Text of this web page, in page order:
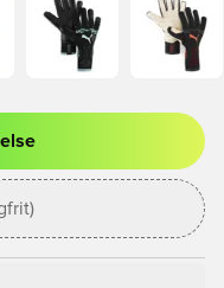
tilmelde dig som medlem